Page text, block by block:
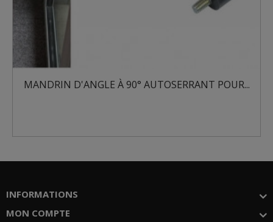
D'ANGLE À 90° AUTOSERRANT POUR...
INFORMATIONS
MON COMPTE